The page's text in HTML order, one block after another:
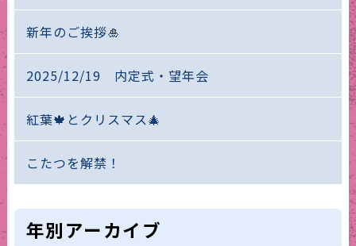
新年のご挨拶🎍
2025/12/19 内定式・望年会
紅葉🍁とクリスマス🎄
こたつを解禁！
年別アーカイブ